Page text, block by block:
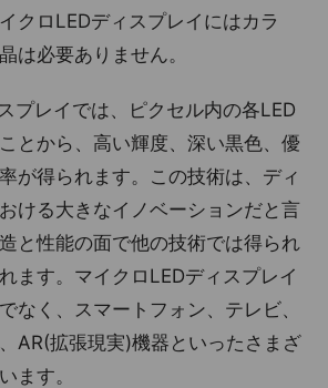
クロLEDディスプレイにはカラ
は必要ありません。
プレイでは、ピクセル内の各LED
とから、高い輝度、深い黒色、優
が得られます。この技術は、ディ
ける大きなイノベーションだと言
と性能の面で他の技術では得られ
ます。マイクロLEDディスプレイ
なく、スマートフォン、テレビ、
AR(拡張現実)機器といったさまざ
ます。